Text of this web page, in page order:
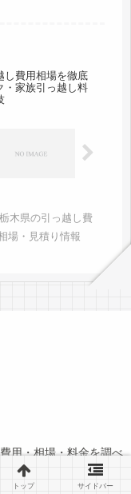
し費用相場を徹底
・家族引っ越し料
栃木県の引っ越し費
場・見積り情報
用・相場・料金を調べ
トップ サイドバー